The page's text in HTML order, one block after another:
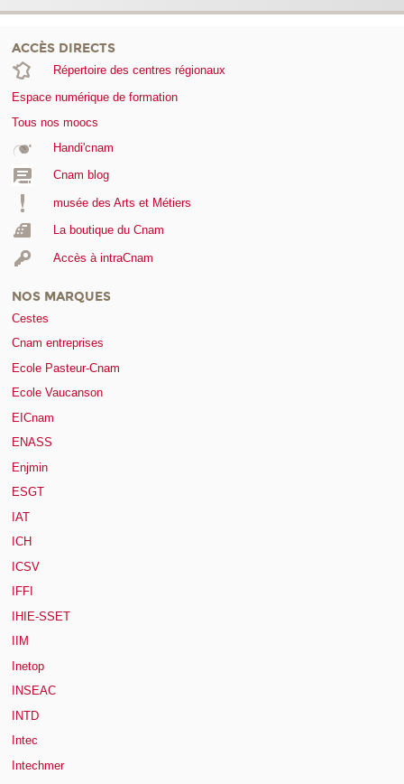
ACCÈS DIRECTS
Répertoire des centres régionaux
Espace numérique de formation
Tous nos moocs
Handi'cnam
Cnam blog
musée des Arts et Métiers
La boutique du Cnam
Accès à intraCnam
NOS MARQUES
Cestes
Cnam entreprises
Ecole Pasteur-Cnam
Ecole Vaucanson
EICnam
ENASS
Enjmin
ESGT
IAT
ICH
ICSV
IFFI
IHIE-SSET
IIM
Inetop
INSEAC
INTD
Intec
Intechmer